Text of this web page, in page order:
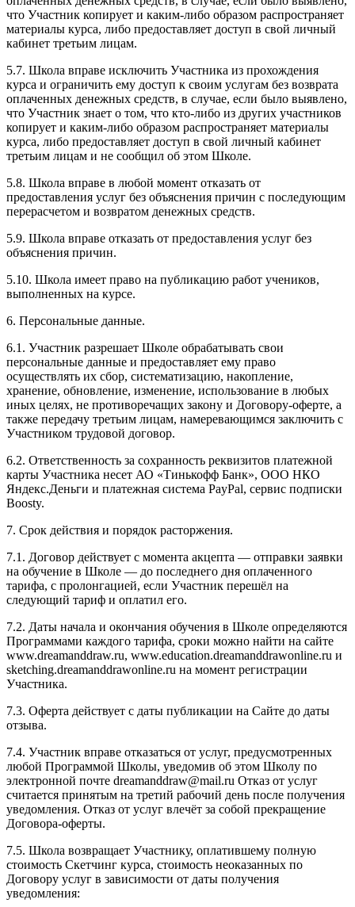
что Участник копирует и каким-либо образом распространяет
материалы курса, либо предоставляет доступ в свой личный
кабинет третьим лицам.
5.7. Школа вправе исключить Участника из прохождения
курса и ограничить ему доступ к своим услугам без возврата
оплаченных денежных средств, в случае, если было выявлено,
что Участник знает о том, что кто-либо из других участников
копирует и каким-либо образом распространяет материалы
курса, либо предоставляет доступ в свой личный кабинет
третьим лицам и не сообщил об этом Школе.
5.8. Школа вправе в любой момент отказать от
предоставления услуг без объяснения причин с последующим
перерасчетом и возвратом денежных средств.
5.9. Школа вправе отказать от предоставления услуг без
объяснения причин.
5.10. Школа имеет право на публикацию работ учеников,
выполненных на курсе.
6. Персональные данные.
6.1. Участник разрешает Школе обрабатывать свои
персональные данные и предоставляет ему право
осуществлять их сбор, систематизацию, накопление,
хранение, обновление, изменение, использование в любых
иных целях, не противоречащих закону и Договору-оферте, а
также передачу третьим лицам, намеревающимся заключить с
Участником трудовой договор.
6.2. Ответственность за сохранность реквизитов платежной
карты Участника несет АО «Тинькофф Банк», ООО НКО
Яндекс.Деньги и платежная система PayPal, сервис подписки
Boosty.
7. Срок действия и порядок расторжения.
7.1. Договор действует с момента акцепта — отправки заявки
на обучение в Школе — до последнего дня оплаченного
тарифа, с пролонгацией, если Участник перешёл на
следующий тариф и оплатил его.
7.2. Даты начала и окончания обучения в Школе определяются
Программами каждого тарифа, сроки можно найти на сайте
www.dreamanddraw.ru, www.education.dreamanddrawonline.ru и
sketching.dreamanddrawonline.ru на момент регистрации
Участника.
7.3. Оферта действует с даты публикации на Сайте до даты
отзыва.
7.4. Участник вправе отказаться от услуг, предусмотренных
любой Программой Школы, уведомив об этом Школу по
электронной почте dreamanddraw@mail.ru Отказ от услуг
считается принятым на третий рабочий день после получения
уведомления. Отказ от услуг влечёт за собой прекращение
Договора-оферты.
7.5. Школа возвращает Участнику, оплатившему полную
стоимость Скетчинг курса, стоимость неоказанных по
Договору услуг в зависимости от даты получения
уведомления: